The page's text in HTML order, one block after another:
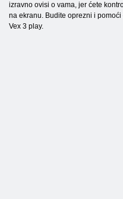
izravno ovisi o vama, jer ćete
na ekranu. Budite oprezni i
Vex 3 play.